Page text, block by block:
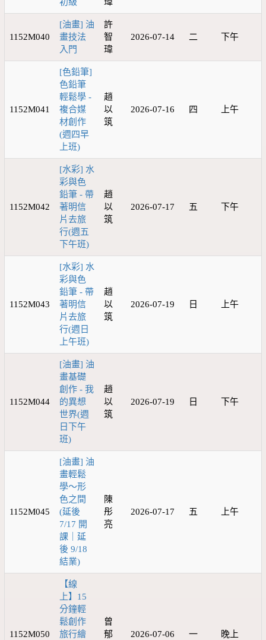
初級 瑋
1152M040
[油畫] 油
畫技法
入門
許
智
瑋
2026-07-14 二 下午
1152M041
[色鉛筆]
色鉛筆
輕鬆學 -
複合媒
材創作
(週四早
上班)
趙
以
筑
2026-07-16 四 上午
1152M042
[水彩] 水
彩與色
鉛筆 - 帶
著明信
片去旅
行(週五
下午班)
趙
以
筑
2026-07-17 五 下午
1152M043
[水彩] 水
彩與色
鉛筆 - 帶
著明信
片去旅
行(週日
上午班)
趙
以
筑
2026-07-19 日 上午
1152M044
[油畫] 油
畫基礎
創作 - 我
的異想
世界(週
日下午
班)
趙
以
筑
2026-07-19 日 下午
1152M045
[油畫] 油
畫輕鬆
學～形
色之間
(延後
7/17 開
課｜延
後 9/18
結業)
陳
彤
亮
2026-07-17 五 上午
1152M050
【線
上】15
分鐘輕
鬆創作
旅行繪
曾
郁
2026-07-06 一 晚上